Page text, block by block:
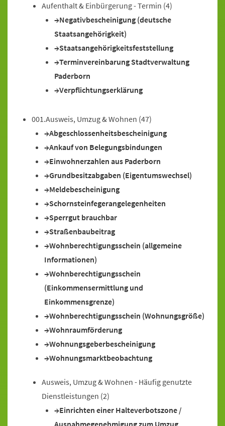
Aufenthalt & Einbürgerung - Termin (4)
Negativbescheinigung (deutsche
Staatsangehörigkeit)
Staatsangehörigkeitsfeststellung
Terminvereinbarung Stadtverwaltung
Paderborn
Verpflichtungserklärung
001.Ausweis, Umzug & Wohnen (47)
Abgeschlossenheitsbescheinigung
Ankauf von Belegungsbindungen
Einwohnerzahlen aus Paderborn
Grundbesitzabgaben (Eigentumswechsel)
Meldebescheinigung
Schornsteinfegerangelegenheiten
Sperrgut brauchbar
Straßenbaubeitrag
Wohnberechtigungsschein (allgemeine
Informationen)
Wohnberechtigungsschein
(Einkommensermittlung und
Einkommensgrenze)
Wohnberechtigungsschein (Wohnungsgröße)
Wohnraumförderung
Wohnungsgeberbescheinigung
Wohnungsmarktbeobachtung
Ausweis, Umzug & Wohnen - Häufig genutzte
Dienstleistungen (2)
Einrichten einer Halteverbotszone /
Ausnahmegenehmigung zum Umzug